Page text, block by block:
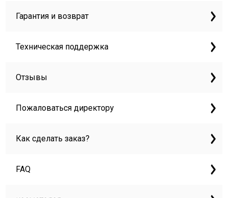
Гарантия и возврат
Техническая поддержка
Отзывы
Пожаловаться директору
Как сделать заказ?
FAQ